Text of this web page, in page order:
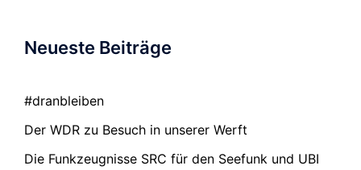
Neueste Beiträge
#dranbleiben
Der WDR zu Besuch in unserer Werft
Die Funkzeugnisse SRC für den Seefunk und UBI